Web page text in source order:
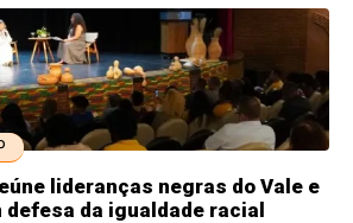
lideranças negras do Vale e
defesa da igualdade racial